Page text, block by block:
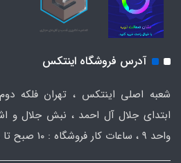
آدرس فروشگاه اینتکس
شعبه اصلی اینتکس ، تهران فلکه
واحد ۹ ، ساعات کار فروشگاه : ۱۰ صبح تا ۹ شب.